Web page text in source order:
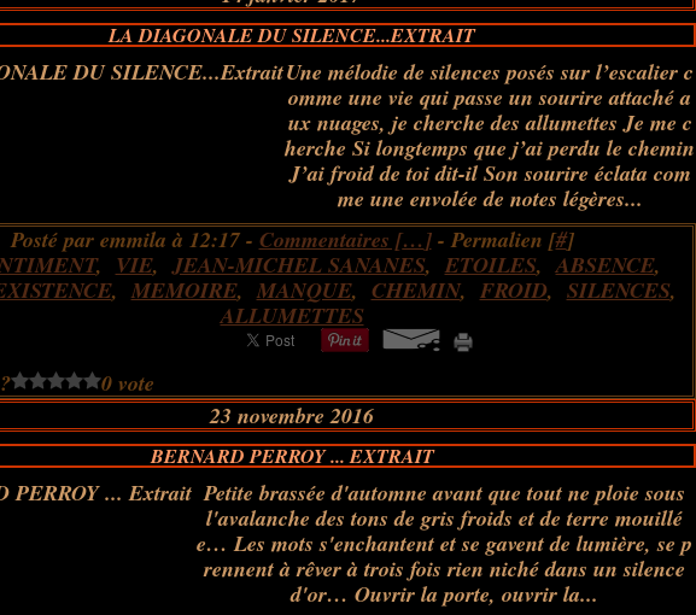
LA DIAGONALE DU SILENCE...EXTRAIT
Une mélodie de silences posés sur l’escalier c
omme une vie qui passe un sourire attaché a
ux nuages, je cherche des allumettes Je me c
herche Si longtemps que j’ai perdu le chemin
J’ai froid de toi dit-il Son sourire éclata com
me une envolée de notes légères...
Posté par emmila à 12:17 - Commentaires […]- Permalien [#]
, VIE,JEAN-MICHEL SANANES, ETOILES,ABSENCE,
, MEMOIRE, MANQUE, CHEMIN, FROID, SILENCES,
ALLUMETTES
0 vote
23 novembre 2016
BERNARD PERROY ... EXTRAIT
Petite brassée d'automne avant que tout ne ploie sous
l'avalanche des tons de gris froids et de terre mouillé
e… Les mots s'enchantent et se gavent de lumière, se p
rennent à rêver à trois fois rien niché dans un silence
d'or… Ouvrir la porte, ouvrir la...